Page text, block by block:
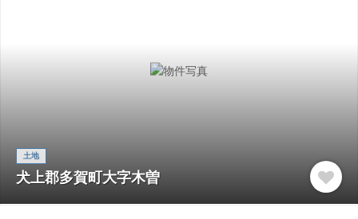
土地
犬上郡多賀町大字木曽